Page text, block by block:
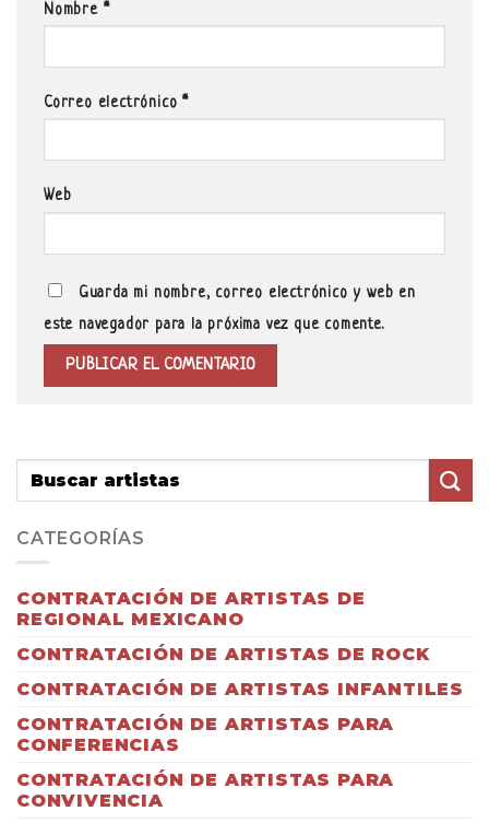
Nombre *
Correo electrónico*
Web
Guarda mi nombre, correo electrónico y web en
este navegador para la próxima vez que comente.
CATEGORÍAS
CONTRATACIÓN DE ARTISTAS DE
REGIONAL MEXICANO
CONTRATACIÓN DE ARTISTAS DE ROCK
CONTRATACIÓN DE ARTISTAS INFANTILES
CONTRATACIÓN DE ARTISTAS PARA
CONFERENCIAS
CONTRATACIÓN DE ARTISTAS PARA
CONVIVENCIA